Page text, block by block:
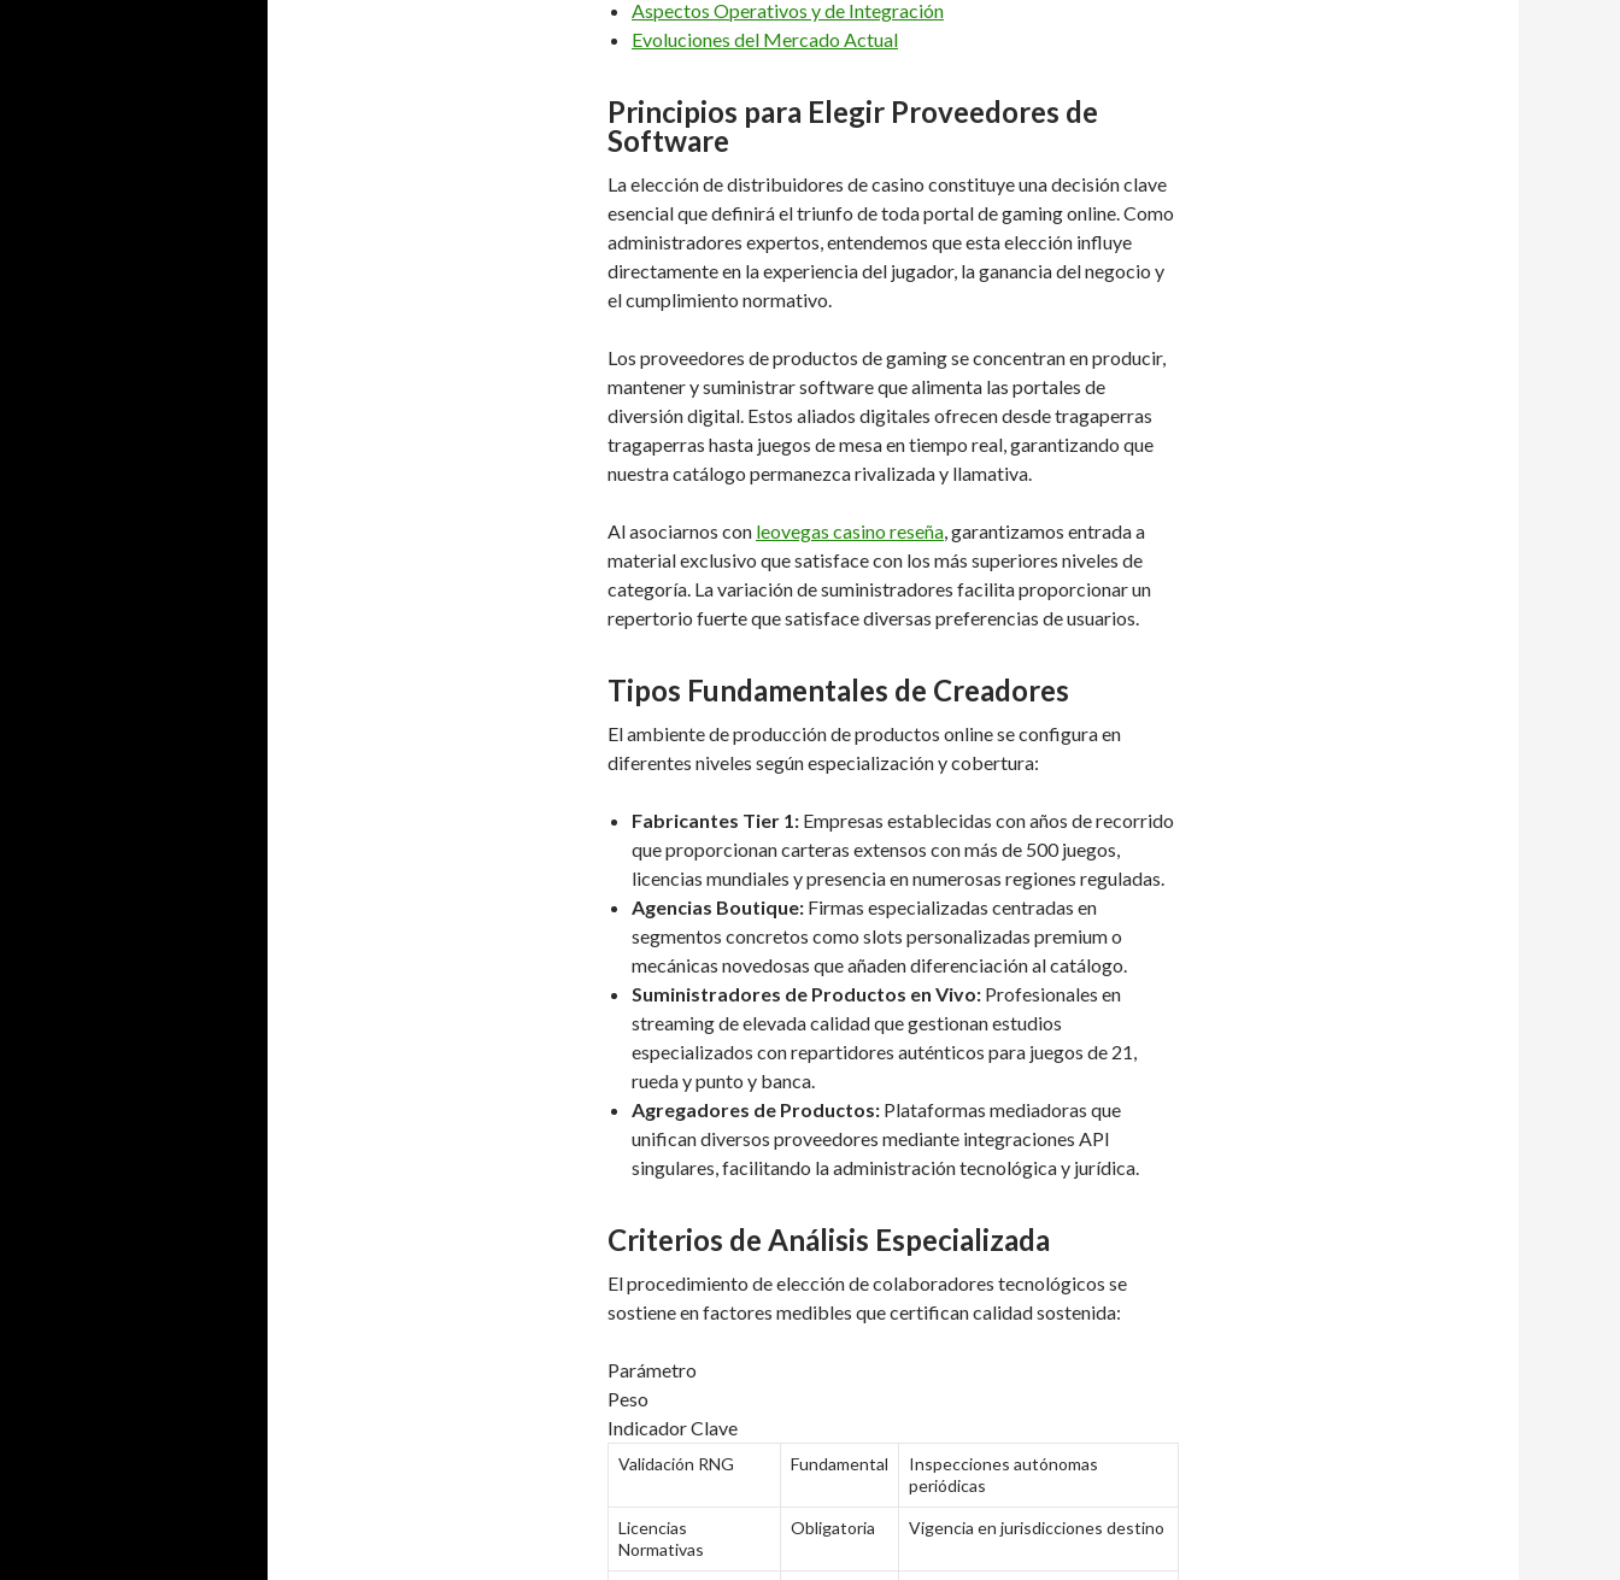
Aspectos Operativos y de Integración
Evoluciones del Mercado Actual
Principios para Elegir Proveedores de
Software
La elección de distribuidores de casino constituye una decisión clave
esencial que definirá el triunfo de toda portal de gaming online. Como
administradores expertos, entendemos que esta elección influye
directamente en la experiencia del jugador, la ganancia del negocio y
el cumplimiento normativo.
Los proveedores de productos de gaming se concentran en producir,
mantener y suministrar software que alimenta las portales de
diversión digital. Estos aliados digitales ofrecen desde tragaperras
tragaperras hasta juegos de mesa en tiempo real, garantizando que
nuestra catálogo permanezca rivalizada y llamativa.
Al asociarnos con leovegas casino reseña, garantizamos entrada a
material exclusivo que satisface con los más superiores niveles de
categoría. La variación de suministradores facilita proporcionar un
repertorio fuerte que satisface diversas preferencias de usuarios.
Tipos Fundamentales de Creadores
El ambiente de producción de productos online se configura en
diferentes niveles según especialización y cobertura:
Fabricantes Tier 1: Empresas establecidas con años de recorrido
que proporcionan carteras extensos con más de 500 juegos,
licencias mundiales y presencia en numerosas regiones reguladas.
Agencias Boutique: Firmas especializadas centradas en
segmentos concretos como slots personalizadas premium o
mecánicas novedosas que añaden diferenciación al catálogo.
Suministradores de Productos en Vivo: Profesionales en
streaming de elevada calidad que gestionan estudios
especializados con repartidores auténticos para juegos de 21,
rueda y punto y banca.
Agregadores de Productos: Plataformas mediadoras que
unifican diversos proveedores mediante integraciones API
singulares, facilitando la administración tecnológica y jurídica.
Criterios de Análisis Especializada
El procedimiento de elección de colaboradores tecnológicos se
sostiene en factores medibles que certifican calidad sostenida:
Parámetro
Peso
Indicador Clave
Validación RNG Fundamental
Inspecciones autónomas
periódicas
Licencias
Normativas
Obligatoria Vigencia en jurisdicciones destino